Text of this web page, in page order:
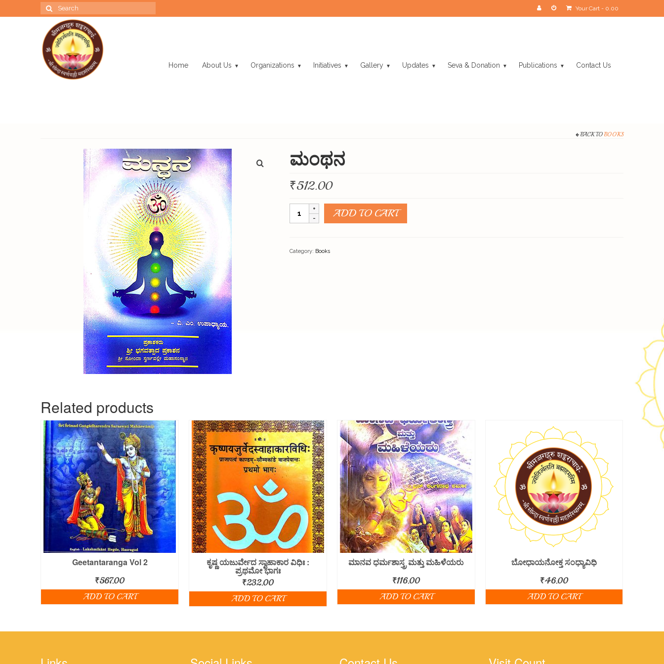
Your Cart - 0.00
Search
for:
Home About Us Organizations Initiatives Gallery Updates Seva & Donation Publications Contact Us
BACK TOBOOKS
ಮಂಥನ
₹512.00
quantity
ADD TO CART
Category: Books
Related products
Geetantaranga Vol 2
₹567.00
ADD TO CART
ಕೃಷ್ಣ ಯಜುರ್ವೇದ ಸ್ವಾಹಾಕಾರ ವಿಧಿಃ :
ಪ್ರಥಮೋ ಭಾಗಃ
₹232.00
ADD TO CART
ಮಾನವ ಧರ್ಮಶಾಸ್ತ್ರ ಮತ್ತು ಮಹಿಳೆಯರು
₹116.00
ADD TO CART
ಬೋಧಾಯನೋಕ್ತ ಸಂಧ್ಯಾವಿಧಿ
₹46.00
ADD TO CART